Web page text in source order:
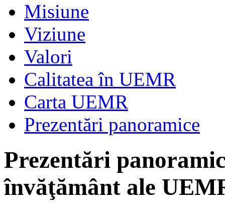
Misiune
Viziune
Valori
Calitatea în UEMR
Carta UEMR
Prezentări panoramice
Prezentări
învăţământ ale